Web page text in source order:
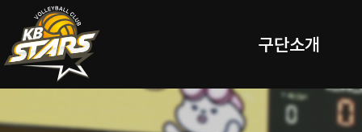
구단소개